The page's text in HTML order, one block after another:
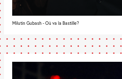
Milutin Gubash - Où va la Bastille?